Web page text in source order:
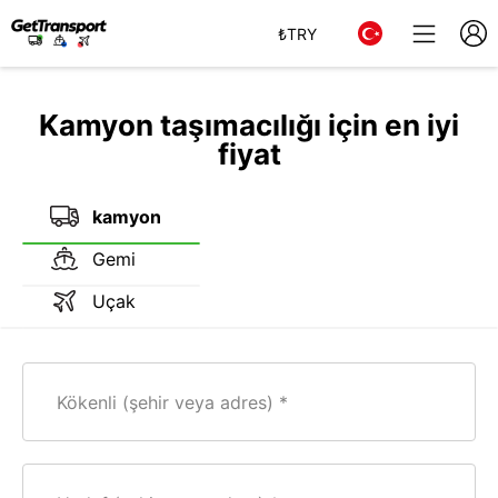
₺TRY
Kamyon taşımacılığı için en iyi
fiyat
kamyon
Gemi
Uçak
Kökenli (şehir veya adres)